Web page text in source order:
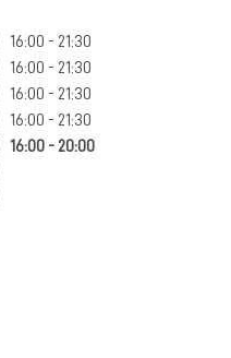
16:00 - 21:30
16:00 - 21:30
16:00 - 21:30
16:00 - 21:30
16:00 - 20:00